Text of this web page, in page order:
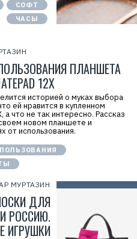
СОФТ
ЧАСЫ
ПЛАНШЕТА
12X
историей о муках выбора
ей нравится в купленном
а что не так интересно. Рассказ
новом планшете и
от использования.
МУРТАЗИН
ДЛЯ
РОССИЮ.
ИГРУШКИ